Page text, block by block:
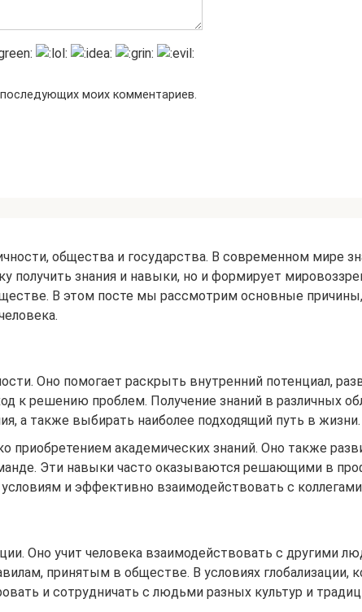
моих комментариев.
общества и государства. В современном мире
получить знания и навыки, но и формирует
В этом посте мы рассмотрим основные
Оно помогает раскрыть внутренний потенциал,
к решению проблем. Получение знаний в различных
а также выбирать наиболее подходящий путь в жизни.
приобретением академических знаний. Оно также
Эти навыки часто оказываются решающими в
и эффективно взаимодействовать с
Оно учит человека взаимодействовать с другими
принятым в обществе. В условиях глобализации,
и сотрудничать с людьми разных культур и